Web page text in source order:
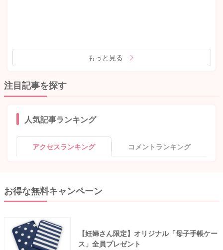
もっと見る
注目記事を探す
人気記事ランキング
アクセスランキング コメントランキング
お得な無料キャンペーン
【妊婦さん限定】オリジナル「母子手帳ケー
ス」全員プレゼント